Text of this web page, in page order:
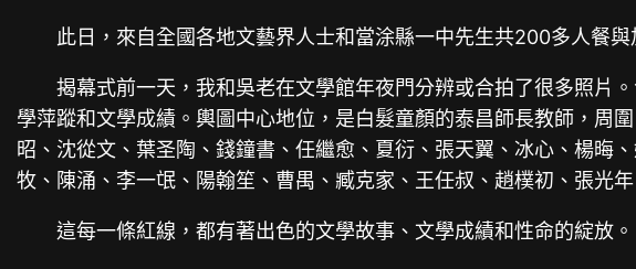
此日，來自全國各地文藝界人士和當涂縣一中先生共200多人餐與
揭幕式前一天，我和吳老在文學館年夜門分辨或合拍了很多照片
學萍蹤和文學成績。輿圖中心地位，是白髮童顏的泰昌師長教師，周
昭、沈從文、葉圣陶、錢鐘書、任繼愈、夏衍、張天翼、冰心、楊晦
牧、陳涌、李一氓、陽翰笙、曹禺、臧克家、王任叔、趙樸初、張光
這每一條紅線，都有著出色的文學故事、文學成績和性命的綻放。